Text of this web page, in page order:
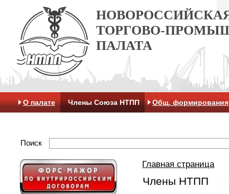
ТОРГОВО-
ПАЛАТА
О палате Члены Союза НТПП Общ. формирования
Поиск
Главная страница
Члены НТПП